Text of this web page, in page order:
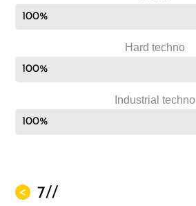
100%
Hard techno
100%
Industrial techno
100%
< 7//